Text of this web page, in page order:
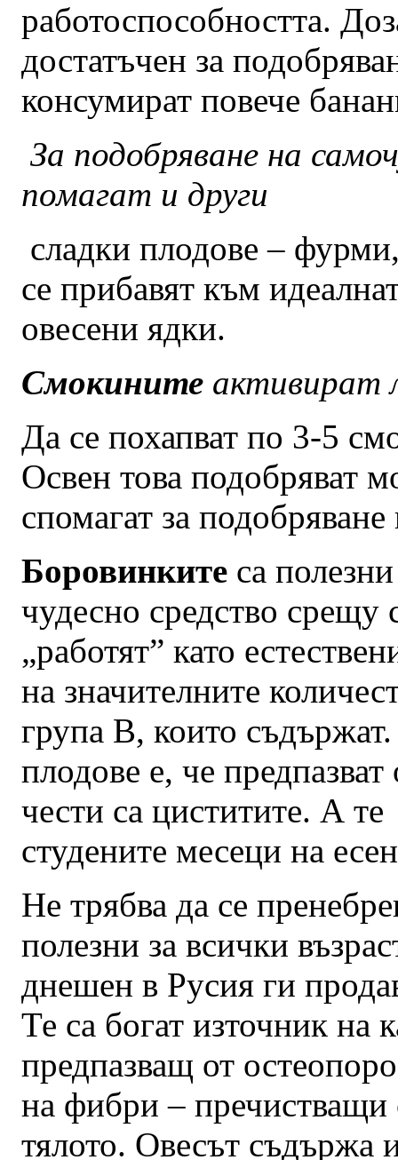
работоспособността.
достатъчен за
консумират повече
За подобряване на
помагат и други
сладки плодове –
се прибавят към
овесени ядки.
Смокините активират
Да се похапват по 3-5
Освен това подобряват
спомагат за
Боровинките са
чудесно средство срещу
„работят” като
на значителните
група В, които
плодове е, че
чести са циститите. А те
студените месеци на
Не трябва да се
полезни за всички
днешен в Русия ги
Те са богат източник на
предпазващ от
на фибри – пречистващи
тялото. Овесът съдържа